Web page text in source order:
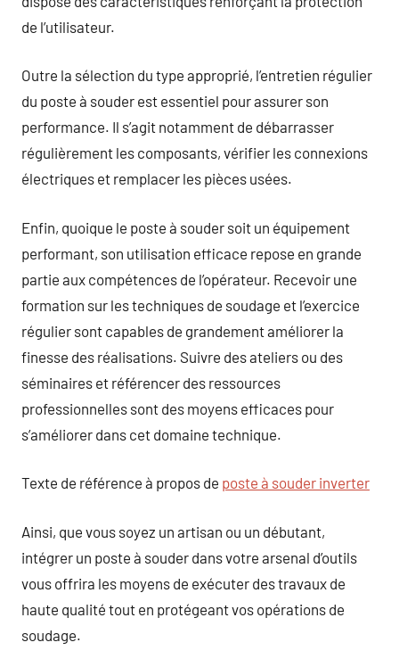
de l’utilisateur.
Outre la sélection du type approprié, l’entretien régulier
du poste à souder est essentiel pour assurer son
performance. Il s’agit notamment de débarrasser
régulièrement les composants, vérifier les connexions
électriques et remplacer les pièces usées.
Enfin, quoique le poste à souder soit un équipement
performant, son utilisation efficace repose en grande
partie aux compétences de l’opérateur. Recevoir une
formation sur les techniques de soudage et l’exercice
régulier sont capables de grandement améliorer la
finesse des réalisations. Suivre des ateliers ou des
séminaires et référencer des ressources
professionnelles sont des moyens efficaces pour
s’améliorer dans cet domaine technique.
Texte de référence à propos de poste à souder inverter
Ainsi, que vous soyez un artisan ou un débutant,
intégrer un poste à souder dans votre arsenal d’outils
vous offrira les moyens de exécuter des travaux de
haute qualité tout en protégeant vos opérations de
soudage.